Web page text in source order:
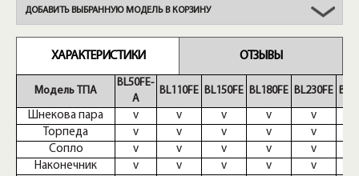
ДОБАВИТЬ ВЫБРАННУЮ МОДЕЛЬ В КОРЗИНУ
ХАРАКТЕРИСТИКИ ОТЗЫВЫ
Модель ТПА
Шнекова пара
Торпеда
Сопло
Наконечник
BL50FE-
A
BL110FE BL150FE BL180FE BL230FE
v v v v v
v
v v v v
v
v v v v
v
v v v v